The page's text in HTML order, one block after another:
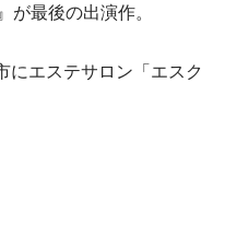
が最後の出演作。
にエステサロン「エスク